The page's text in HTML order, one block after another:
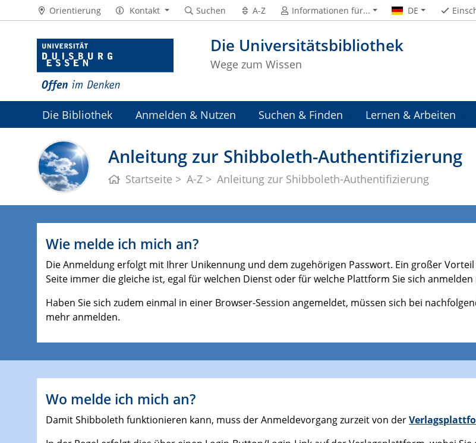
Die Universitätsbibliothek
Wege zum Wissen
Orientierung Kontakt Suchen A-Z Informationen für... DE
Die Bibliothek Anmelden & Nutzen Suchen & Finden Lernen & Arbeiten
Universitätsarchiv
Anleitung zur Shibboleth-Authentifizierung
Startseite A-Z Anleitung zur Shibboleth-Authentifizierung
Wie melde ich mich an?
Die Anmeldung erfolgt mit Ihrer Unikennung und dem zugehörigen Passwort. Ein großer Vorteil
Seite immer die gleiche ist, egal für welchen Dienst oder für welche Plattform Sie sich
Haben Sie sich zudem einmal in einer Browser-Session angemeldet, müssen sich bei
mehr anmelden.
Wo melde ich mich an?
Damit Shibboleth funktionieren kann, muss der Anmeldevorgang zurzeit von der